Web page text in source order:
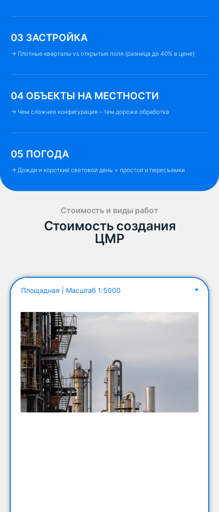
03 ЗАСТРОЙКА
→ Плотные кварталы vs открытые поля (разница до 40% в цене)
04 ОБЪЕКТЫ НА МЕСТНОСТИ
→ Чем сложнее конфигурация – тем дороже обработка
05 ПОГОДА
→ Дожди и короткий световой день = простой и пересъемки
Стоимость и виды работ
Стоимость создания
ЦМР